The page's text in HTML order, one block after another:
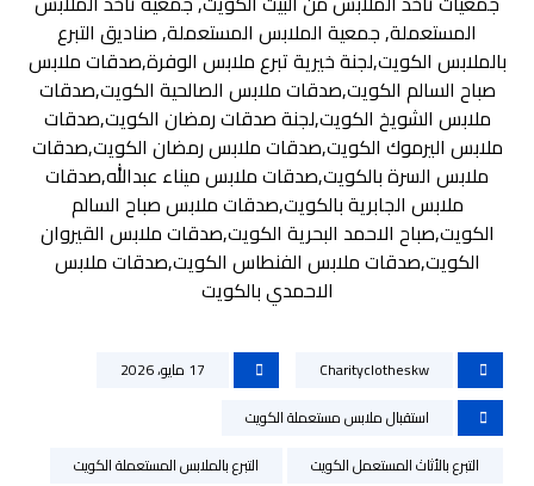
المستعملة, جمعية الملابس المستعملة, صناديق التبرع
بالملابس الكويت,لجنة خيرية تبرع ملابس الوفرة,صدقات ملابس
صباح السالم الكويت,صدقات ملابس الصالحية الكويت,صدقات
ملابس الشويخ الكويت,لجنة صدقات رمضان الكويت,صدقات
ملابس اليرموك الكويت,صدقات ملابس رمضان الكويت,صدقات
ملابس السرة بالكويت,صدقات ملابس ميناء عبدالله,صدقات
ملابس الجابرية بالكويت,صدقات ملابس صباح السالم
الكويت,صباح الاحمد البحرية الكويت,صدقات ملابس القيروان
الكويت,صدقات ملابس الفنطاس الكويت,صدقات ملابس
الاحمدي بالكويت
Charityclotheskw
17 مايو، 2026
استقبال ملابس مستعملة الكويت
التبرع بالأثاث المستعمل الكويت
التبرع بالملابس المستعملة الكويت